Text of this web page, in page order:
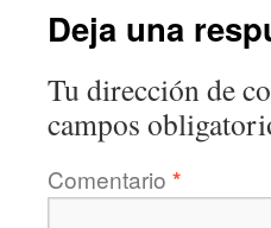
Deja una
Tu dirección de
campos
Comentario *